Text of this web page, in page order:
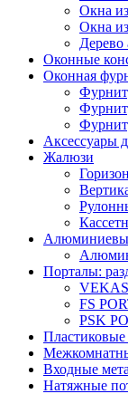
Окна
Окна
Оконные
Оконная
Аксессуары
Жалюзи
Порталы:
FS
PSK
Входные
Натяжные